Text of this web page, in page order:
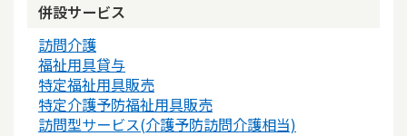
併設サービス
訪問介護
福祉用具貸与
特定福祉用具販売
特定介護予防福祉用具販売
訪問型サービス(介護予防訪問介護相当)